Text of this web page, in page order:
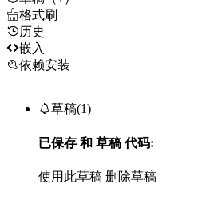
格式刷
历史
嵌入
依赖安装
草稿(1)
已保存 和 草稿代码:
使用此草稿 删除草稿